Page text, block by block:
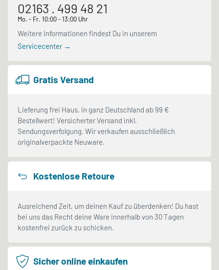
02163 . 499 48 21
Mo. - Fr. 10:00 - 13:00 Uhr
Weitere Informationen findest Du in unserem
Servicecenter →
Gratis Versand
Lieferung frei Haus, in ganz Deutschland ab 99 €
Bestellwert! Versicherter Versand inkl.
Sendungsverfolgung. Wir verkaufen ausschließlich
originalverpackte Neuware.
Kostenlose Retoure
Ausreichend Zeit, um deinen Kauf zu überdenken! Du hast
bei uns das Recht deine Ware innerhalb von 30 Tagen
kostenfrei zurück zu schicken.
Sicher online einkaufen